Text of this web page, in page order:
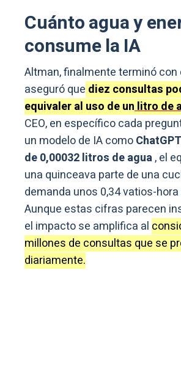
Cuánto agua y
consume la IA
Altman, finalmente terminó
aseguró que diez consultas
equivaler al uso de unlitro de
CEO, en específico cada
un modelo de IA como
de 0,00032 litros de agua, el
una quinceava parte de una
demanda unos 0,34 vatios-
Aunque estas cifras parecen
el impacto se amplifica al
millones de consultas que se
diariamente.